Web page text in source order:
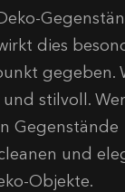
dies
gegeben.
stilvoll.
Gegenstände
und
Objekte.